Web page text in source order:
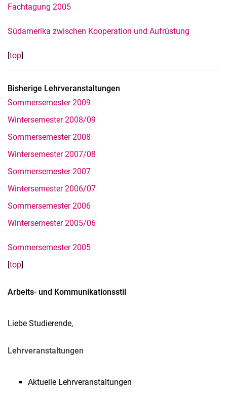
Fachtagung 2005
Südamerika zwischen Kooperation und Aufrüstung
[top]
Bisherige Lehrveranstaltungen
Sommersemester 2009
Wintersemester 2008/09
Sommersemester 2008
Wintersemester 2007/08
Sommersemester 2007
Wintersemester 2006/07
Sommersemester 2006
Wintersemester 2005/06
Sommersemester 2005
[top]
Arbeits- und Kommunikationsstil
Liebe Studierende,
Lehrveranstaltungen
Aktuelle Lehrveranstaltungen